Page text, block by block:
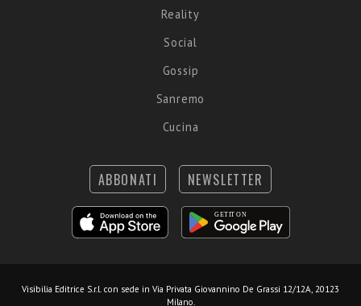
Reality
Social
Gossip
Sanremo
Cucina
ABBONATI NEWSLETTER
Visibilia Editrice S.r.l. con sede in Via Privata Giovannino De Grassi 12/12A, 20123
Milano.